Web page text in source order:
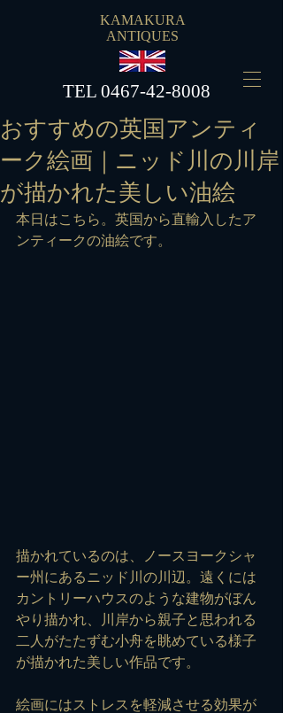
KAMAKURA
ANTIQUES
​TEL 0467-42-8008
おすすめの英国アンティ
ーク絵画｜ニッド川の川岸
が描かれた美しい油絵
本日はこちら。英国から直輸入したア
ンティークの油絵です。
描かれているのは、ノースヨークシャ
ー州にあるニッド川の川辺。遠くには
カントリーハウスのような建物がぼん
やり描かれ、川岸から親子と思われる
二人がたたずむ小舟を眺めている様子
が描かれた美しい作品です。
絵画にはストレスを軽減させる効果が